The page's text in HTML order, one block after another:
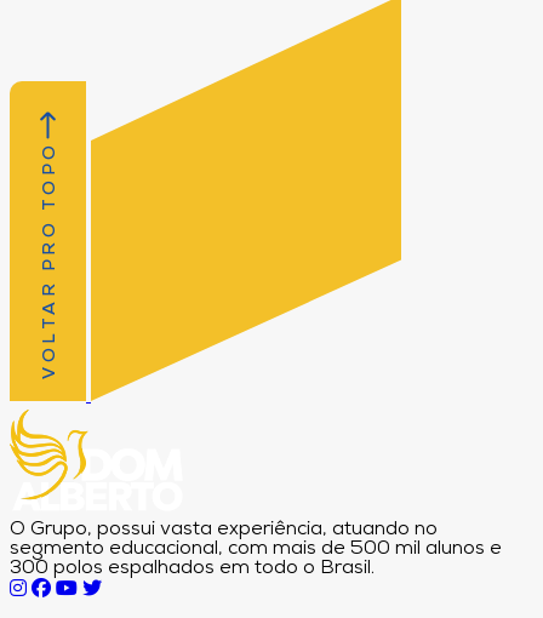
VOLTAR PRO TOPO
O Grupo, possui vasta experiência, atuando no
segmento educacional, com mais de 500 mil alunos e
300 polos espalhados em todo o Brasil.